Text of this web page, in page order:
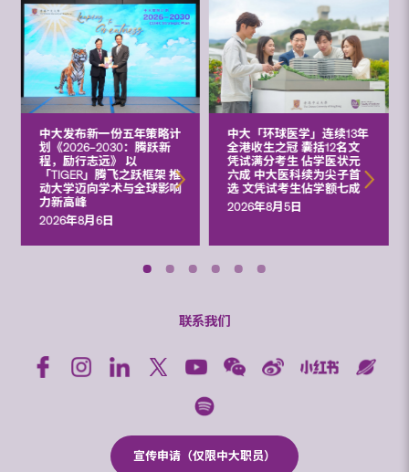
中大发布新一份五年策略计
划《2026‒2030：腾跃新
程，励行志远》 以
「TIGER」腾飞之跃框架 推
动大学迈向学术与全球影响
力新高峰
2026年8月6日
中大「环球医学」连续13年
全港收生之冠 囊括12名文
凭试满分考生 佔学医状元
六成 中大医科续为尖子首
选 文凭试考生佔学额七成
2026年8月5日
联系我们
宣传申请（仅限中大职员）